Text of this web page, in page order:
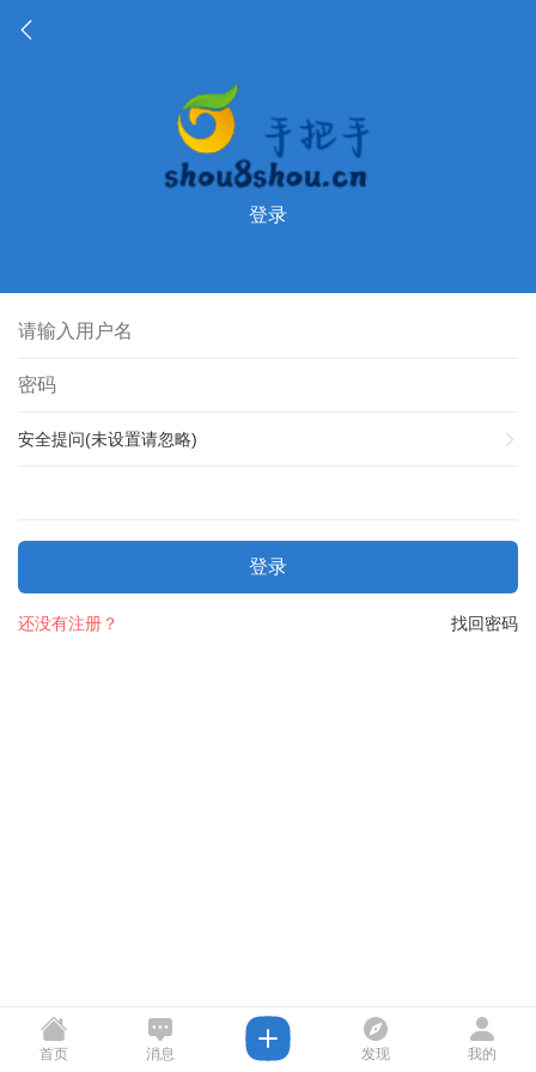
登录
安全提问(未设置请忽略)
登录
找回密码
还没有注册？
首页 消息 发现 我的